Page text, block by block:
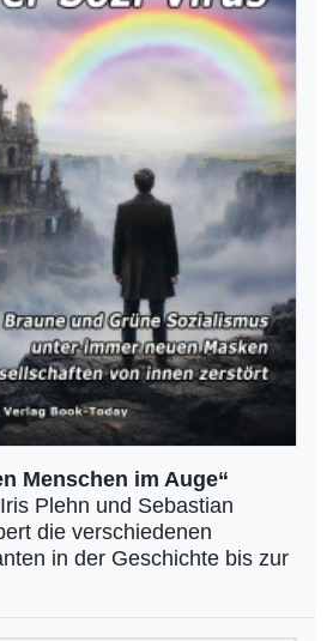
Menschen im Auge“
Plehn und Sebastian
die verschiedenen
in der Geschichte bis zur